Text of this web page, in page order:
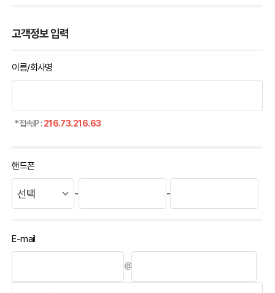
고객정보 입력
이름/회사명
*접속IP : 216.73.216.63
핸드폰
- -
E-mail
@